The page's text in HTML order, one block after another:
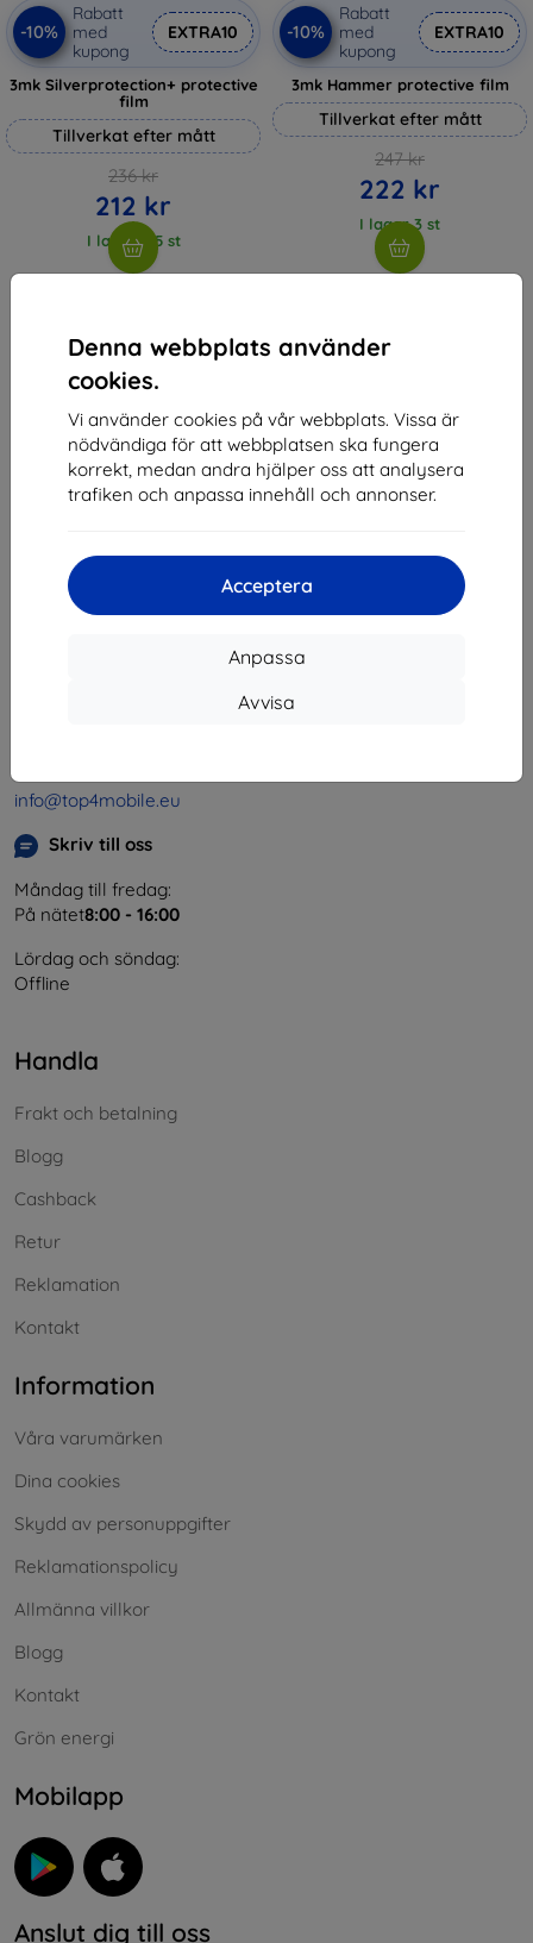
Denna webbplats använder
cookies.
Vi använder cookies på vår webbplats. Vissa är
nödvändiga för att webbplatsen ska fungera
korrekt, medan andra hjälper oss att analysera
trafiken och anpassa innehåll och annonser.
Acceptera
Anpassa
Avvisa
-10%
Rabatt
med
kupong
EXTRA10
3mk Silverprotection+ protective
film
Tillverkat efter mått
236 kr
212 kr
I lager > 5 st
-10%
Rabatt
med
kupong
EXTRA10
3mk Hammer protective film
Tillverkat efter mått
247 kr
222 kr
I lager 3 st
av totalt4.
Shield-SK s.r.o.
46701494
Momsregistreringsnummer:SK2023549671
info@top4mobile.eu
Skriv till oss
Måndag till fredag:
På nätet8:00 - 16:00
Lördag och söndag:
Offline
Handla
Frakt och betalning
Blogg
Cashback
Retur
Reklamation
Kontakt
Information
Våra varumärken
Dina cookies
Skydd av personuppgifter
Reklamationspolicy
Allmänna villkor
Blogg
Kontakt
Grön energi
Mobilapp
Anslut dig till oss